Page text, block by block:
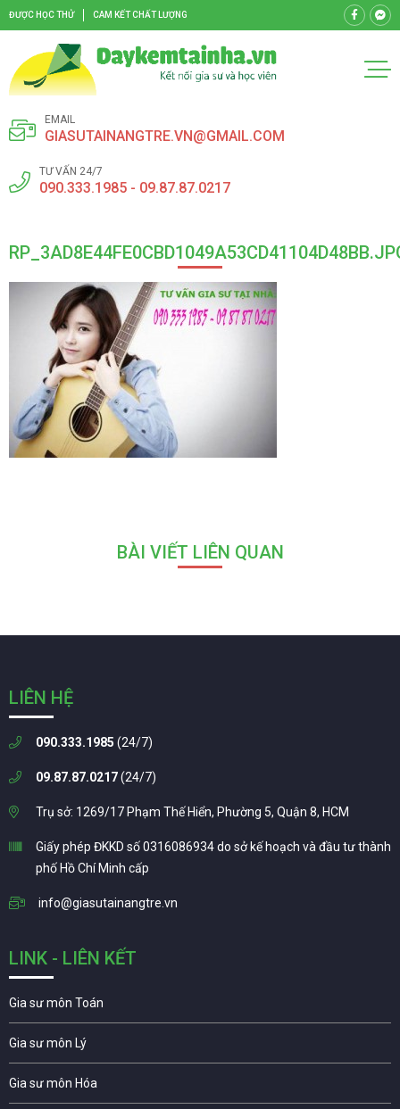
ĐƯỢC HỌC THỬ CAM KẾT CHẤT LƯỢNG
EMAIL
GIASUTAINANGTRE.VN@GMAIL.COM
TƯ VẤN 24/7
090.333.1985 - 09.87.87.0217
BÀI VIẾT LIÊN QUAN
LIÊN HỆ
090.333.1985 (24/7)
09.87.87.0217(24/7)
Trụ sở: 1269/17 Phạm Thế Hiển, Phường 5, Quận 8, HCM
Giấy phép ĐKKD số 0316086934 do sở kế hoạch và đầu tư thành
phố Hồ Chí Minh cấp
info@giasutainangtre.vn
LINK - LIÊN KẾT
Gia sư môn Toán
Gia sư môn Lý
Gia sư môn Hóa